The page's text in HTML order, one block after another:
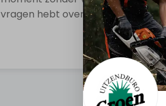
vragen hebt over de inhoud van